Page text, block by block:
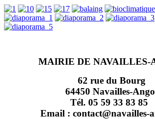
MAIRIE DE NAVAILLES-
62 rue du Bourg
64450 Navailles-
Tél. 05 59 33 83 85
Email : contact@navailles-